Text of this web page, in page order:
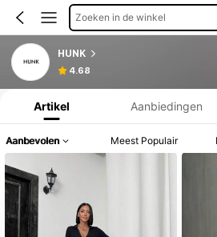
Zoeken in de winkel
HUNK
4.68
Productinformatie: Prijsopenbaring, Verkoop-
Artikel Aanbiedingen
Aanbevolen Meest Populair